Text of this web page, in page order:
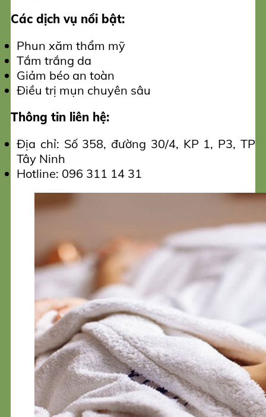
Các dịch vụ nổi bật:
Phun xăm thẩm mỹ
Tắm trắng da
Giảm béo an toàn
Điều trị mụn chuyên sâu
Thông tin liên hệ:
Địa chỉ: Số 358, đường 30/4, KP 1, P3, TP
Tây Ninh
Hotline: 096 311 14 31